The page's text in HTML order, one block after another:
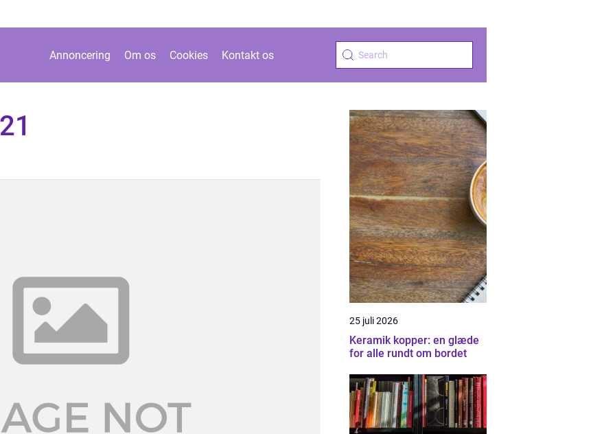
Annoncering Om os Cookies Kontakt os
25 juli 2026
Keramik kopper: en glæde
for alle rundt om bordet